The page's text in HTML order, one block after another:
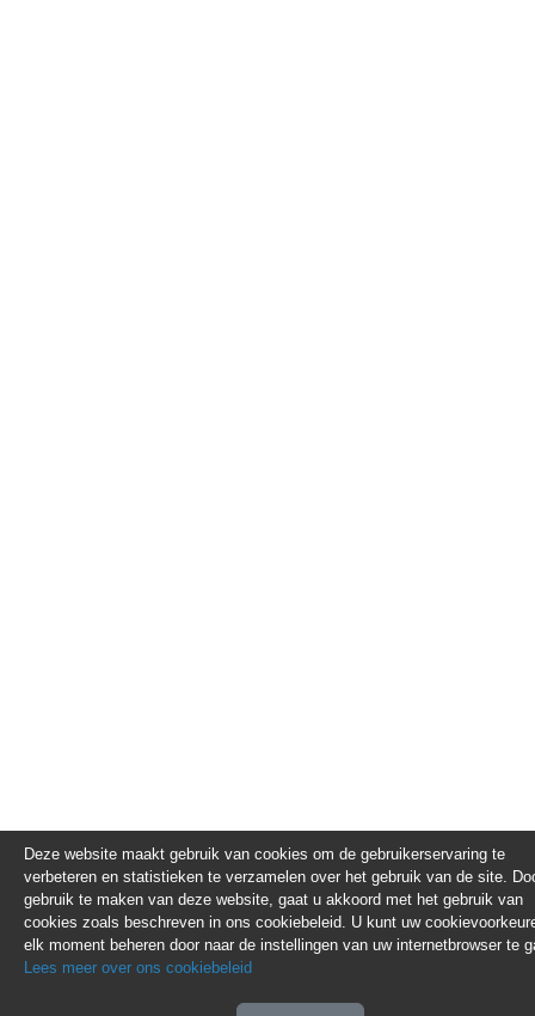
Deze website maakt gebruik van cookies om de gebruikerservaring te
verbeteren en statistieken te verzamelen over het gebruik van de site.
gebruik te maken van deze website, gaat u akkoord met het gebruik van
cookies zoals beschreven in ons cookiebeleid. U kunt uw
elk moment beheren door naar de instellingen van uw internetbrowser te
Lees meer over ons cookiebeleid